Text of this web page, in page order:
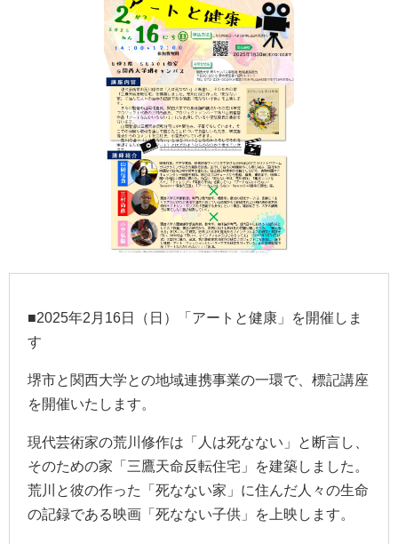
■2025年2 月 16日（日）「アートと健康」を開催しま
す
堺市と関西大学との地域連携事業の一環で、標記講座
を開催いたします。
現代芸術家の荒川修作は「人は死なない」と断言し、
そのための家「三鷹天命反転住宅」を建築しました。
荒川と彼の作った「死なない家」に住んだ人々の生命
の記録である映画「死なない子供」を上映します。